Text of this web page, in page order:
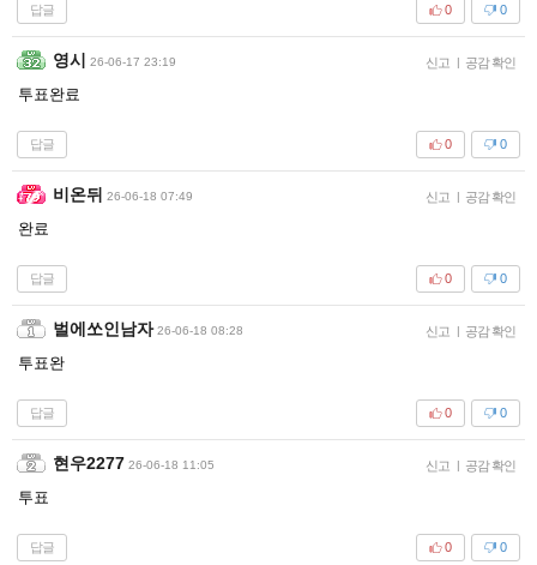
답글 0
0
영시 26-06-17 23:19 신고 | 공감 확인
투표완료
답글 0
0
비온뒤 26-06-18 07:49 신고 | 공감 확인
완료
답글 0
0
벌에쏘인남자 26-06-18 08:28 신고 | 공감 확인
투표완
답글 0
0
현우2277 26-06-18 11:05 신고 | 공감 확인
투표
답글 0
0